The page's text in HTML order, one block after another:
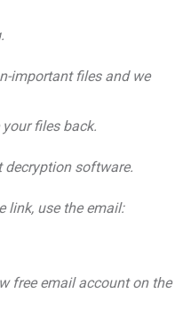
important files and we
files back.
decryption software.
link, use the email:
free email account on the